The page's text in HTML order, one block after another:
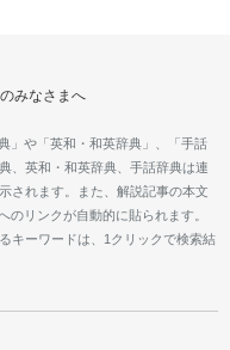
みなさまへ
」や「英和・和英辞典」、「手話
、英和・和英辞典、手話辞典は連
されます。また、解説記事の本文
のリンクが自動的に貼られます。
キーワードは、1クリックで検索結